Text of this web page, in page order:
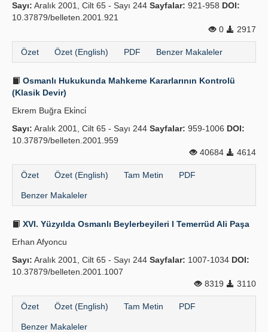
Sayı: Aralık 2001, Cilt 65 - Sayı 244 Sayfalar: 921-958 DOI:
10.37879/belleten.2001.921
0
2917
Özet Özet (English) PDF Benzer Makaleler
Osmanlı Hukukunda Mahkeme Kararlarının Kontrolü
(Klasik Devir)
Ekrem Buğra Eki̇nci̇
Sayı: Aralık 2001, Cilt 65 - Sayı 244 Sayfalar: 959-1006 DOI:
10.37879/belleten.2001.959
40684
4614
Özet Özet (English) Tam Metin PDF
Benzer Makaleler
XVI. Yüzyılda Osmanlı Beylerbeyileri I Temerrüd Ali Paşa
Erhan Afyoncu
Sayı: Aralık 2001, Cilt 65 - Sayı 244 Sayfalar: 1007-1034 DOI:
10.37879/belleten.2001.1007
8319
3110
Özet Özet (English) Tam Metin PDF
Benzer Makaleler